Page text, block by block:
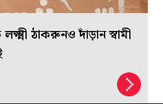
ঠাকরুনও দাঁড়ান স্বামী